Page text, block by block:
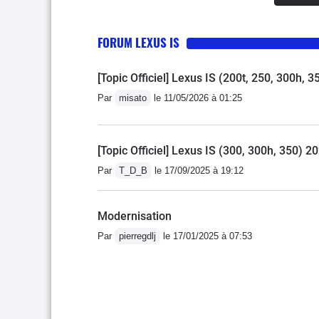
chevaux sont là mais c'est assez
beige est juste magnifique et vieillit très
320i....Une voiture attachante, fiable,
pas au bord de la route....la ligne n'a
avez une très bonne auto que l'on ne
dans les productions allemandes de
ça aussi de rouler différent!Foncez!
FORUM LEXUS IS
[Topic Officiel] Lexus IS (200t, 250, 300h,
Par misato le 11/05/2026 à 01:25
[Topic Officiel] Lexus IS (300, 300h, 350)
Par T_D_B le 17/09/2025 à 19:12
Modernisation
Par pierregdlj le 17/01/2025 à 07:53